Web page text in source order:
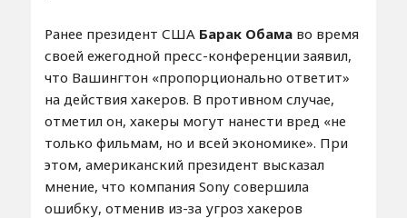
Ранее президент СШАБарак Обамаво время
своей ежегодной пресс-конференции заявил,
что Вашингтон «пропорционально ответит»
на действия хакеров. В противном случае,
отметил он, хакеры могут нанести вред «не
только фильмам, но и всей экономике». При
этом, американский президент высказал
мнение, что компания Sony совершила
ошибку, отменив из-за угроз хакеров